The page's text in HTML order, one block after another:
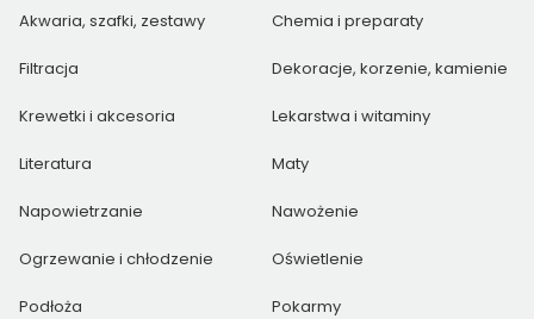
Akwaria, szafki, zestawy Chemia i preparaty
Filtracja Dekoracje, korzenie, kamienie
Krewetki i akcesoria Lekarstwa i witaminy
Literatura Maty
Napowietrzanie Nawożenie
Ogrzewanie i chłodzenie Oświetlenie
Podłoża Pokarmy